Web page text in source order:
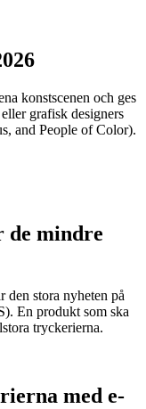
konstscenen och ges
grafisk designers
and People of Color).
de mindre
stora nyheten på
En produkt som ska
tryckerierna.
med e-